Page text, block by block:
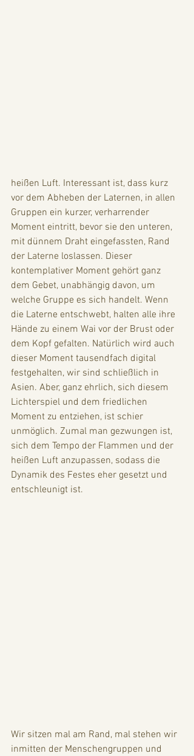
heißen Luft. Interessant ist, dass kurz
vor dem Abheben der Laternen, in allen
Gruppen ein kurzer, verharrender
Moment eintritt, bevor sie den unteren,
mit dünnem Draht eingefassten, Rand
der Laterne loslassen. Dieser
kontemplativer Moment gehört ganz
dem Gebet, unabhängig davon, um
welche Gruppe es sich handelt. Wenn
die Laterne entschwebt, halten alle ihre
Hände zu einem Wai vor der Brust oder
dem Kopf gefalten. Natürlich wird auch
dieser Moment tausendfach digital
festgehalten, wir sind schließlich in
Asien. Aber, ganz ehrlich, sich diesem
Lichterspiel und dem friedlichen
Moment zu entziehen, ist schier
unmöglich. Zumal man gezwungen ist,
sich dem Tempo der Flammen und der
heißen Luft anzupassen, sodass die
Dynamik des Festes eher gesetzt und
entschleunigt ist.
Wir sitzen mal am Rand, mal stehen wir
inmitten der Menschengruppen und